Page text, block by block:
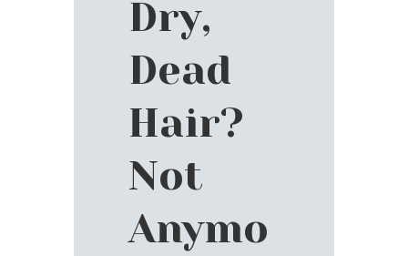
Dry,
Dead
Hair?
Not
Anymo